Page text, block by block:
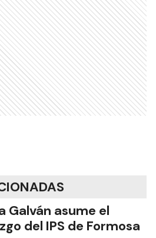
Galván asume el
del IPS de Formosa